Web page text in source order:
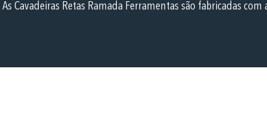
As Cavadeiras Retas Ramada Ferramentas são fabricadas